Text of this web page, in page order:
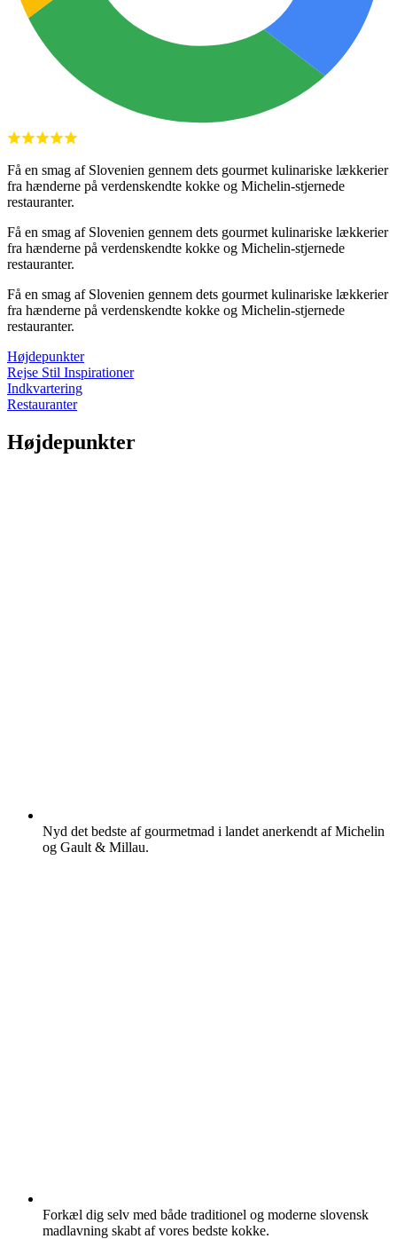
Få en smag af Slovenien gennem dets gourmet kulinariske lækkerier
fra hænderne på verdenskendte kokke og Michelin-stjernede
restauranter.
Få en smag af Slovenien gennem dets gourmet kulinariske lækkerier
fra hænderne på verdenskendte kokke og Michelin-stjernede
restauranter.
Få en smag af Slovenien gennem dets gourmet kulinariske lækkerier
fra hænderne på verdenskendte kokke og Michelin-stjernede
restauranter.
Højdepunkter
Rejse Stil Inspirationer
Indkvartering
Restauranter
Højdepunkter
Nyd det bedste af gourmetmad i landet anerkendt af Michelin
og Gault & Millau.
Forkæl dig selv med både traditionel og moderne slovensk
madlavning skabt af vores bedste kokke.